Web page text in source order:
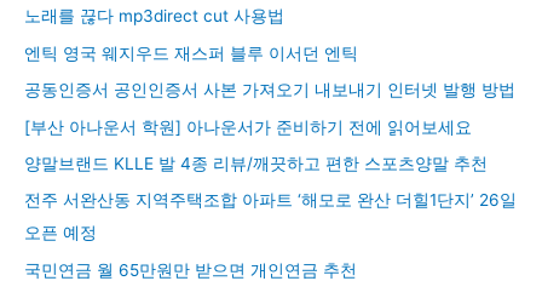
노래를 끊다 mp3direct cut 사용법
엔틱 영국 웨지우드 재스퍼 블루 이서던 엔틱
공동인증서 공인인증서 사본 가져오기 내보내기 인터넷 발행 방법
[부산 아나운서 학원] 아나운서가 준비하기 전에 읽어보세요
양말브랜드 KLLE 발 4종 리뷰/깨끗하고 편한 스포츠양말 추천
전주 서완산동 지역주택조합 아파트 ‘해모로 완산 더힐1단지’ 26일
오픈 예정
국민연금 월 65만원만 받으면 개인연금 추천